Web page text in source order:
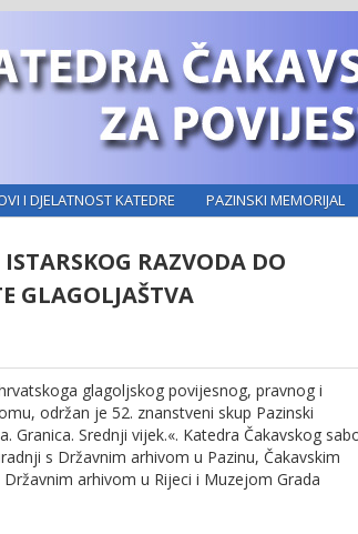
I DJELATNOST KATEDRE PAZINSKI MEMORIJAL
RAZVODA DO
GLAGOLJAŠTVA
glagoljskog povijesnog, pravnog i
održan je 52. znanstveni skup Pazinski
Srednji vijek.«. Katedra Čakavskog
s Državnim arhivom u Pazinu, Čakavskim
arhivom u Rijeci i Muzejom Grada